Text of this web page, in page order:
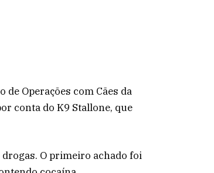
Operações com Cães da
conta do K9 Stallone, que
O primeiro achado foi